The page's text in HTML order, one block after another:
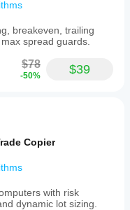
breakeven, trailing
spread guards.
$78
-50% $39
Copier
with risk
dynamic lot sizing.